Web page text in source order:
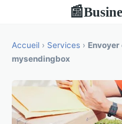
📰
Accueil › Services ›
mysendingbox